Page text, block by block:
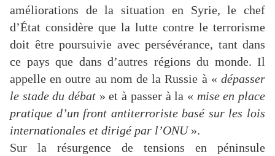
améliorations de la situation en Syrie, le chef
d’État considère que la lutte contre le terrorisme
doit être poursuivie avec persévérance, tant dans
ce pays que dans d’autres régions du monde. Il
appelle en outre au nom de la Russie à « dépasser
le stade du débat » et à passer à la « mise en place
pratique d’un front antiterroriste basé sur les lois
internationales et dirigé par l’ONU».
Sur la résurgence de tensions en péninsule